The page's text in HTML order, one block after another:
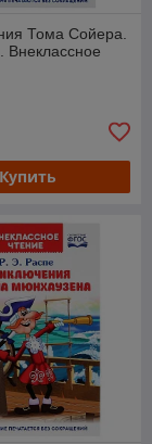
Тома Сойера.
Внеклассное
Купить